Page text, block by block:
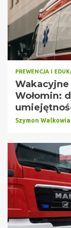
PREWENCJA I
Wakacyjne
Wołomin:
Szymon